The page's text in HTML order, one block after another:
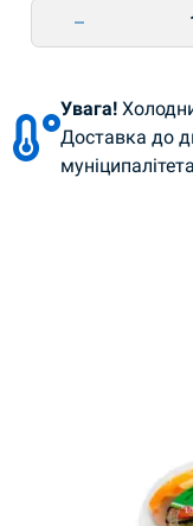
Täytetyt ja suolatut
Увага!
Доставка до